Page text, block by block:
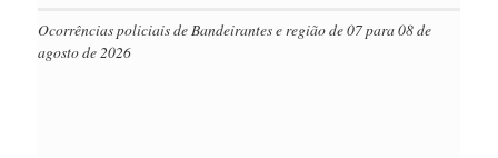
Ocorrências policiais de Bandeirantes e região de 07 para 08 de
agosto de 2026